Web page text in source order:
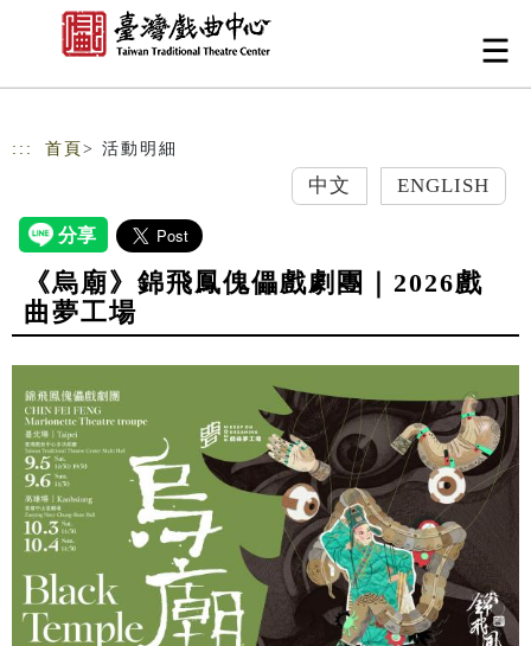
跳到主要內容
網站導覽
::: 首頁 > 活動明細
中文 ENGLISH
《烏廟》錦飛鳳傀儡戲劇團｜2026戲
曲夢工場